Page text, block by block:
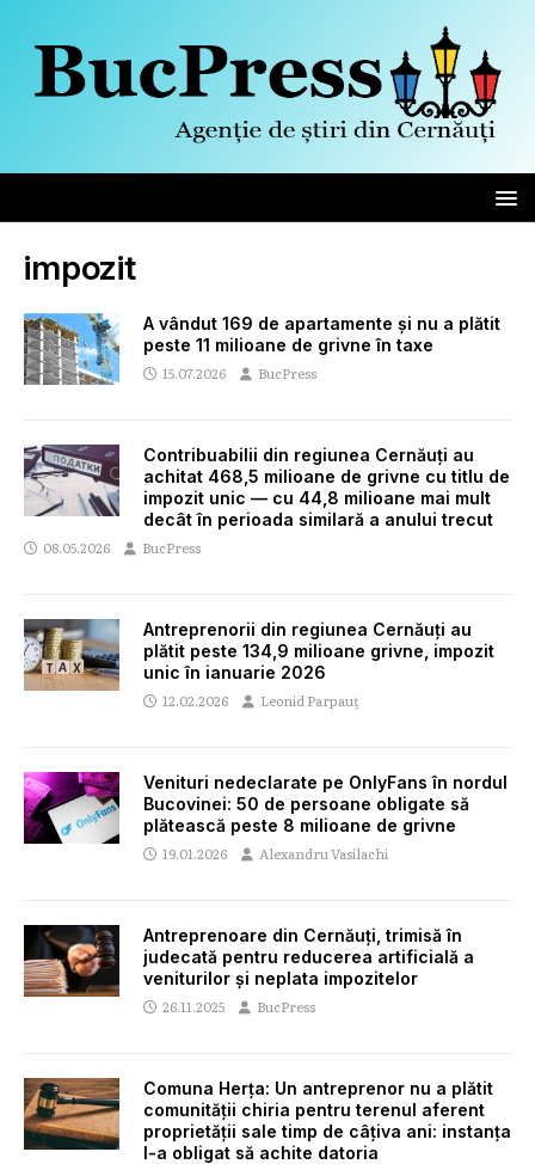
impozit
A vândut 169 de apartamente și nu a plătit
peste 11 milioane de grivne în taxe
15.07.2026 BucPress
Contribuabilii din regiunea Cernăuți au
achitat 468,5 milioane de grivne cu titlu de
impozit unic — cu 44,8 milioane mai mult
decât în perioada similară a anului trecut
08.05.2026 BucPress
Antreprenorii din regiunea Cernăuți au
plătit peste 134,9 milioane grivne, impozit
unic în ianuarie 2026
12.02.2026 Leonid Parpauț
Venituri nedeclarate pe OnlyFans în nordul
Bucovinei: 50 de persoane obligate să
plătească peste 8 milioane de grivne
19.01.2026 Alexandru Vasilachi
Antreprenoare din Cernăuți, trimisă în
judecată pentru reducerea artificială a
veniturilor și neplata impozitelor
26.11.2025 BucPress
Comuna Herța: Un antreprenor nu a plătit
comunității chiria pentru terenul aferent
proprietății sale timp de câțiva ani: instanța
l-a obligat să achite datoria